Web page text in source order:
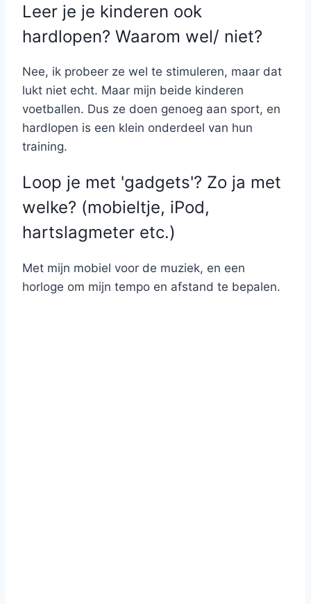
Leer je je kinderen ook
hardlopen? Waarom wel/ niet?
Nee, ik probeer ze wel te stimuleren, maar dat
lukt niet echt. Maar mijn beide kinderen
voetballen. Dus ze doen genoeg aan sport, en
hardlopen is een klein onderdeel van hun
training.
Loop je met 'gadgets'? Zo ja met
welke? (mobieltje, iPod,
hartslagmeter etc.)
Met mijn mobiel voor de muziek, en een
horloge om mijn tempo en afstand te bepalen.